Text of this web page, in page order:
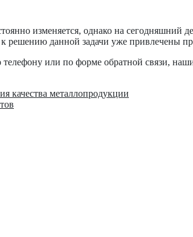
изменяется, однако на сегодняшний
данной задачи уже привлечены
или по форме обратной связи,
качества металлопродукции